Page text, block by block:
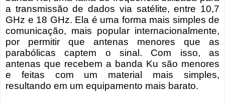
a transmissão de dados via satélite, entre 10,7
GHz e 18 GHz. Ela é uma forma mais simples de
comunicação, mais popular internacionalmente,
por permitir que antenas menores que as
parabólicas captem o sinal. Com isso, as
antenas que recebem a banda Ku são menores
e feitas com um material mais simples,
resultando em um equipamento mais barato.